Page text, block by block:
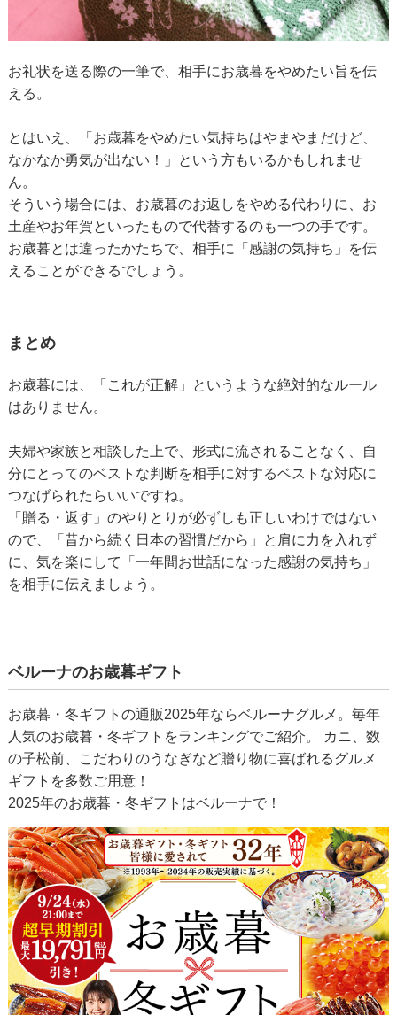
お礼状を送る際の一筆で、相手にお歳暮をやめたい旨を伝
える。
とはいえ、「お歳暮をやめたい気持ちはやまやまだけど、
なかなか勇気が出ない！」という方もいるかもしれませ
ん。
そういう場合には、お歳暮のお返しをやめる代わりに、お
土産やお年賀といったもので代替するのも一つの手です。
お歳暮とは違ったかたちで、相手に「感謝の気持ち」を伝
えることができるでしょう。
まとめ
お歳暮には、「これが正解」というような絶対的なルール
はありません。
夫婦や家族と相談した上で、形式に流されることなく、自
分にとってのベストな判断を相手に対するベストな対応に
つなげられたらいいですね。
「贈る・返す」のやりとりが必ずしも正しいわけではない
ので、「昔から続く日本の習慣だから」と肩に力を入れず
に、気を楽にして「一年間お世話になった感謝の気持ち」
を相手に伝えましょう。
ベルーナのお歳暮ギフト
お歳暮・冬ギフトの通販2025年ならベルーナグルメ。毎年
人気のお歳暮・冬ギフトをランキングでご紹介。 カニ、数
の子松前、こだわりのうなぎなど贈り物に喜ばれるグルメ
ギフトを多数ご用意！
2025年のお歳暮・冬ギフトはベルーナで！